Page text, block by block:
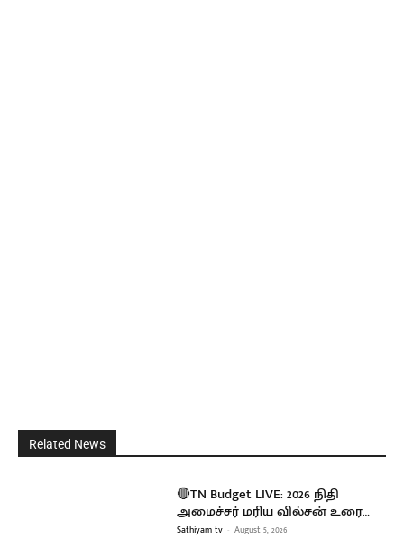
Related News
🔴TN Budget LIVE: 2026 நிதி
அமைச்சர் மரிய வில்சன் உரை…
Sathiyam tv - August 5, 2026